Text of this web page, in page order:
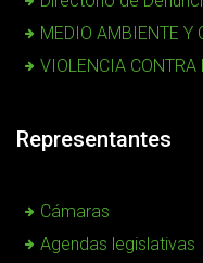
MEDIO AMBIENTE Y
VIOLENCIA CONTRA
Representantes
Cámaras
Agendas legislativas